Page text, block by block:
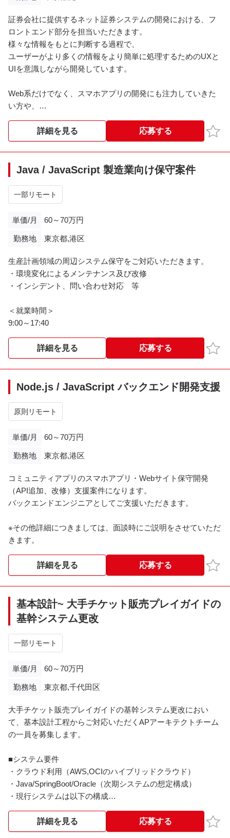
・コミュニケーションツール：Slack, Meet, Zoom
・ドキュメント管理：Confluence
証券会社に提供するネット証券システムの開発における、フ
ロントエンド部分を担当いただきます。
様々な情報をもとに判断する過程で、
ユーザーがより多くの情報をより簡単に処理するためのUXと
UIを意識しながら開発しています。
Web系だけでなく、スマホアプリの開発にも注力していきた
い方や、
ながら、自分で考えて行動してきたい方におすすめの案件で
す。
詳細を見る 応募する お気
Java / JavaScript 製造業向け保守案件
一部リモート
単価/月 60～70万円
勤務地 東京都,港区
生産計画領域の周辺システム保守をご対応いただきます。
・環境変化によるメンテナンス及び改修
・インシデント、問い合わせ対応 等
＜就業時間＞
9:00～17:40
詳細を見る 応募する お気
Node.js / JavaScript バックエンド開発支援
原則リモート
単価/月 60～70万円
勤務地 東京都,港区
コミュニティアプリのスマホアプリ・Webサイト保守開発
（API追加、改修）支援案件になります。
バックエンドエンジニアとしてご支援いただきます。
※その他詳細につきましては、面談時にご説明をさせていただ
きます。
詳細を見る 応募する お気
基本設計~ 大手チケット販売プレイガイドの
基幹システム更改
一部リモート
単価/月 60～70万円
勤務地 東京都,千代田区
大手チケット販売プレイガイドの基幹システム更改におい
て、基本設計工程からご対応いただくAPアーキテクトチーム
の一員を募集します。
■システム要件
・クラウド利用（AWS,OCIのハイブリッドクラウド）
・Java/SpringBoot/Oracle（次期システムの想定構成）
・現行システムは以下の構成
‐VB.NETのWindowsアプリ ※JavaのWebシステムに刷新予
定
詳細を見る 応募する お気